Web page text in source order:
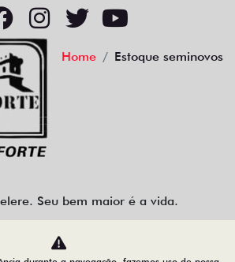
Home Estoque seminovos
Seu bem maior é a vida.